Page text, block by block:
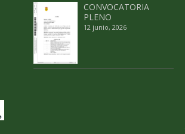
CONVOCATORIA
PLENO
12 junio, 2026